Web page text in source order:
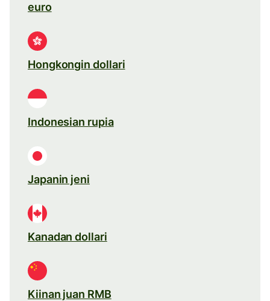
euro
Hongkongin dollari
Indonesian rupia
Japanin jeni
Kanadan dollari
Kiinan juan RMB